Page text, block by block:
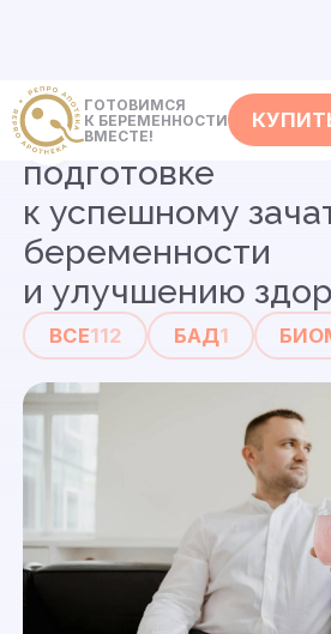
ГОТОВИМСЯ
К БЕРЕМЕННОСТИ
ВМЕСТЕ!
Статьио
подготовке
к успешному
беременности
и улучшению
ВСЕ112 БАД1